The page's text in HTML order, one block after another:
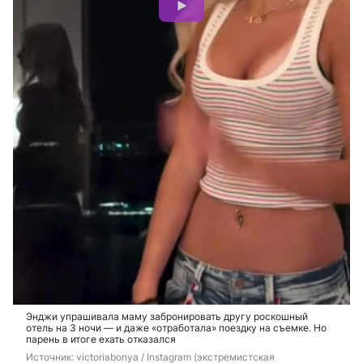
Энджи упрашивала маму забронировать другу роскошный
отель на 3 ночи — и даже «отработала» поездку на съемке. Но
парень в итоге ехать отказался
Источник: victoriabonya / Instagram (экстремистская